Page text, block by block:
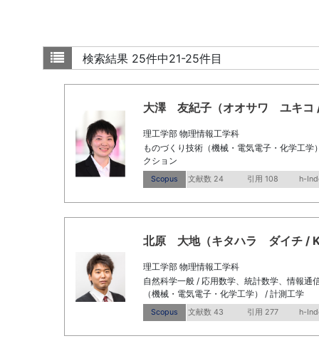
検索結果 25件中21-25件目
大澤 友紀子（オオサワ ユキコ
理工学部 物理情報工学科
ものづくり技術（機械・電気電子・化学工
クション
Scopus 文献数 24 引用 108 h-
北原 大地（キタハラ ダイチ /
理工学部 物理情報工学科
自然科学一般 / 応用数学、統計数学、情報通
（機械・電気電子・化学工学） / 計測工学
Scopus 文献数 43 引用 277 h-